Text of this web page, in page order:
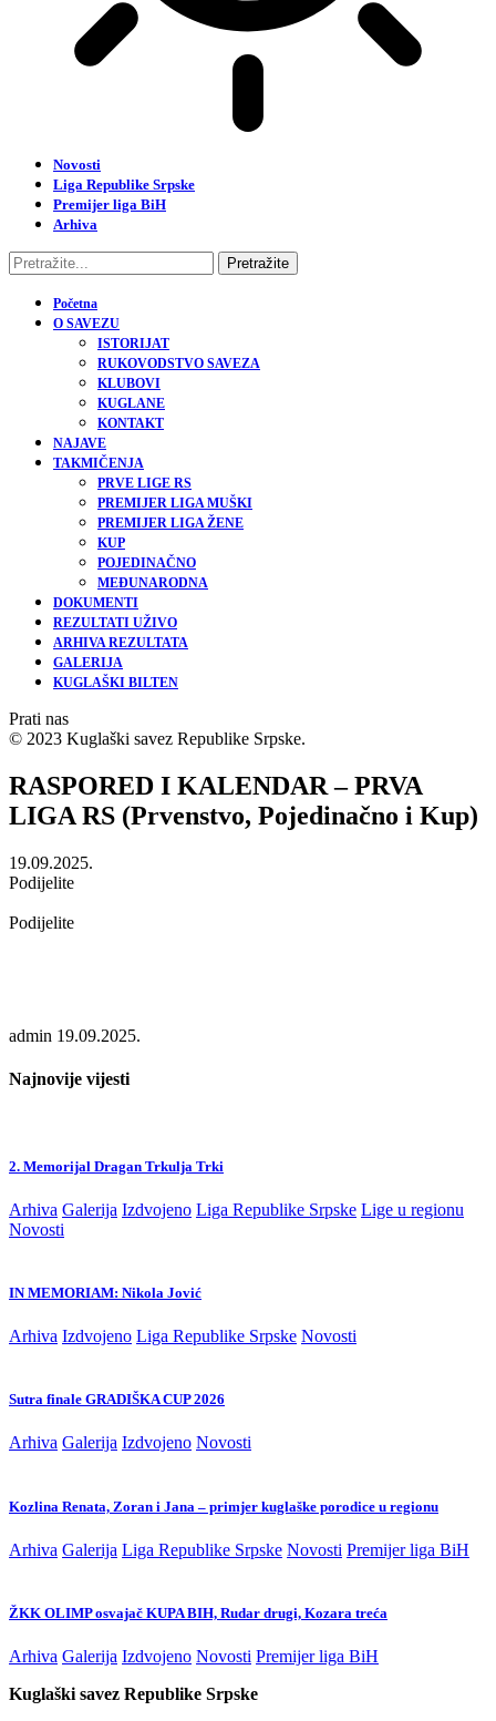
Novosti
Liga Republike Srpske
Premijer liga BiH
Arhiva
Početna
O SAVEZU
ISTORIJAT
RUKOVODSTVO SAVEZA
KLUBOVI
KUGLANE
KONTAKT
NAJAVE
TAKMIČENJA
PRVE LIGE RS
PREMIJER LIGA MUŠKI
PREMIJER LIGA ŽENE
KUP
POJEDINAČNO
MEĐUNARODNA
DOKUMENTI
REZULTATI UŽIVO
ARHIVA REZULTATA
GALERIJA
KUGLAŠKI BILTEN
Prati nas
© 2023 Kuglaški savez Republike Srpske.
RASPORED I KALENDAR – PRVA
LIGA RS (Prvenstvo, Pojedinačno i Kup)
19.09.2025.
Podijelite
Podijelite
admin 19.09.2025.
Najnovije vijesti
2. Memorijal Dragan Trkulja Trki
Arhiva Galerija Izdvojeno Liga Republike Srpske Lige u regionu
Novosti
IN MEMORIAM: Nikola Jović
Arhiva Izdvojeno Liga Republike Srpske Novosti
Sutra finale GRADIŠKA CUP 2026
Arhiva Galerija Izdvojeno Novosti
Kozlina Renata, Zoran i Jana – primjer kuglaške porodice u regionu
Arhiva Galerija Liga Republike Srpske Novosti Premijer liga BiH
ŽKK OLIMP osvajač KUPA BIH, Rudar drugi, Kozara treća
Arhiva Galerija Izdvojeno Novosti Premijer liga BiH
Kuglaški savez Republike Srpske